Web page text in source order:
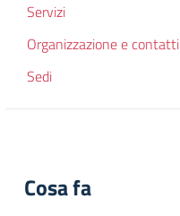
Servizi
Organizzazione e contatti
Sedi
Cosa fa